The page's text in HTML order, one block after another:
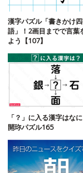
漢字パズル「書きかけ
語」！2画目までで言葉
よう【107】
「？」に入る漢字はな
開珎パズル165